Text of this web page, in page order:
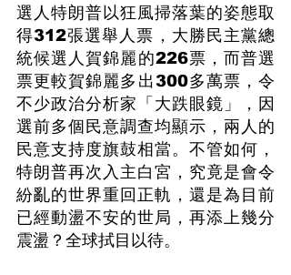
選人特朗普以狂風掃落葉的姿態取
得312張選舉人票，大勝民主黨總
統候選人賀錦麗的226票，而普選
票更較賀錦麗多出300多萬票，令
不少政治分析家「大跌眼鏡」，因
選前多個民意調查均顯示，兩人的
民意支持度旗鼓相當。不管如何，
特朗普再次入主白宮，究竟是會令
紛亂的世界重回正軌，還是為目前
已經動盪不安的世局，再添上幾分
震盪？全球拭目以待。